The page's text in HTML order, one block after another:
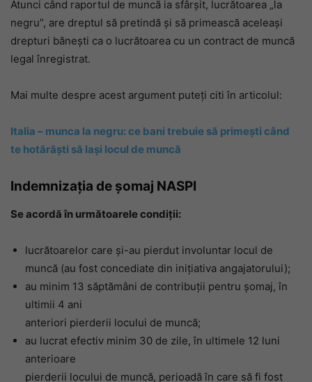
Atunci când raportul de muncă ia sfârșit, lucrătoarea „la
negru”, are dreptul să pretindă și să primească aceleași
drepturi bănești ca o lucrătoarea cu un contract de muncă
legal înregistrat.
Mai multe despre acest argument puteți citi în articolul:
Italia – munca la negru: ce bani trebuie să primești când
te hotărăști să lași locul de muncă
Indemnizaţia de şomaj NASPI
Se acordă în următoarele condiții:
lucrătoarelor care şi-au pierdut involuntar locul de
muncă (au fost concediate din inițiativa angajatorului);
au minim 13 săptămâni de contribuţii pentru şomaj, în
ultimii 4 ani
anteriori pierderii locului de muncă;
au lucrat efectiv minim 30 de zile, în ultimele 12 luni
anterioare
pierderii locului de muncă, perioadă în care să fi fost